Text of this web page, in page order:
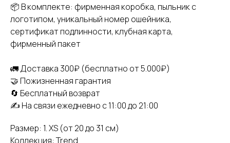
📦 В комплекте: фирменная коробка, пыльник с
логотипом, уникальный номер ошейника,
сертификат подлинности, клубная карта,
фирменный пакет
🚛 Доставка 300₽ (бесплатно от 5.000₽)
🤝 Пожизненная гарантия
🔄 Бесплатный возврат
✍️ На связи ежедневно с 11:00 до 21:00
Размер: 1. XS (от 20 до 31 см)
Коллекция: Trend